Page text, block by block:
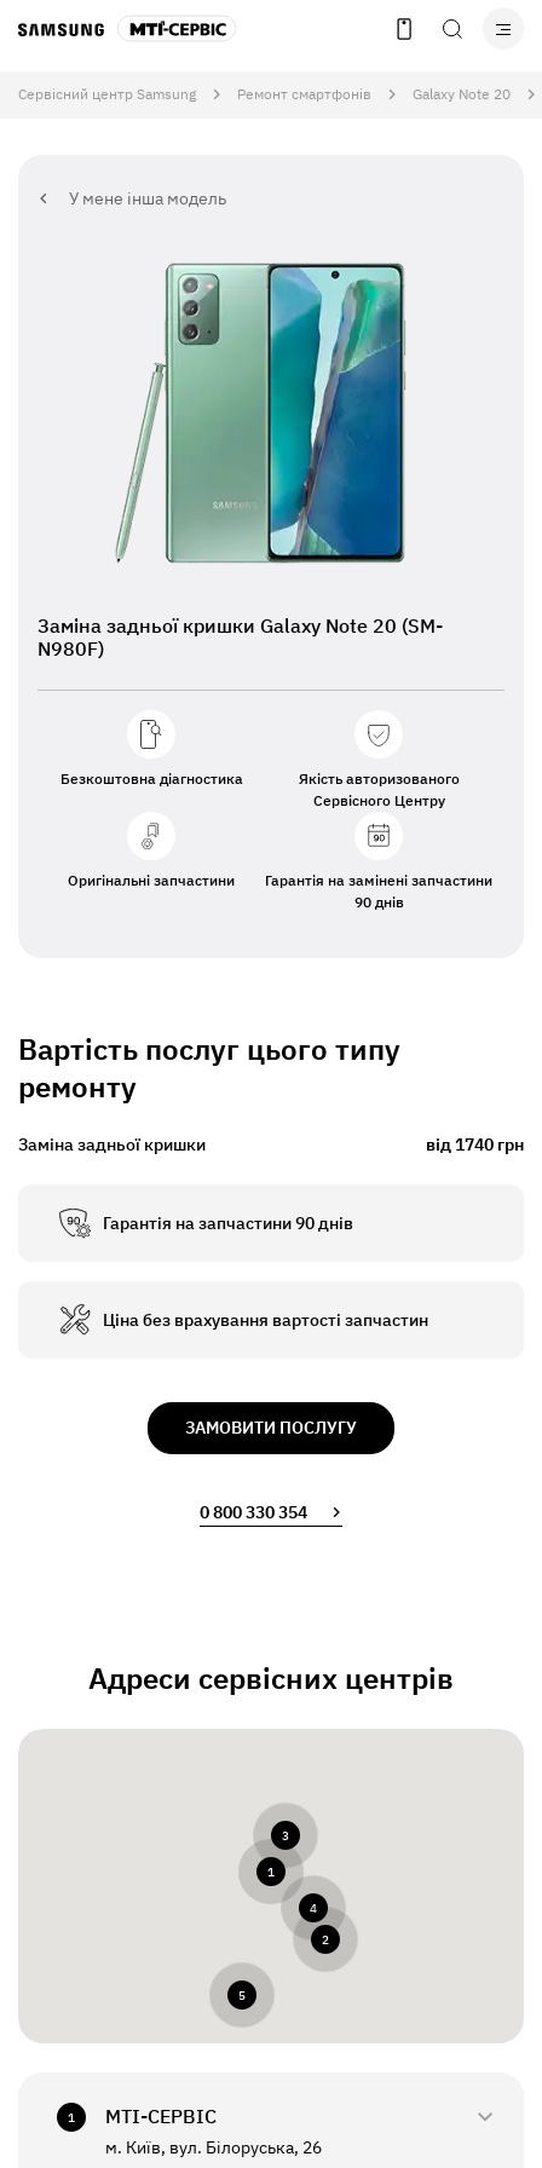
Сервісний центр Samsung Ремонт смартфонів Galaxy Note 20
У мене інша модель
Заміна задньої кришки Galaxy Note 20 (SM-
N980F)
Безкоштовна діагностика
Якість авторизованого
Сервісного Центру
Оригінальні запчастини
Гарантія на замінені запчастини
90 днів
Вартість послуг цього типу
ремонту
Заміна задньої кришки від 1740 грн
Гарантія на запчастини 90 днів
Ціна без врахування вартості запчастин
ЗАМОВИТИ ПОСЛУГУ
0 800 330 354
Адреси сервісних центрів
1
2
3
4
5
1 МТI-СЕРВІС
м. Київ, вул. Білоруська, 26